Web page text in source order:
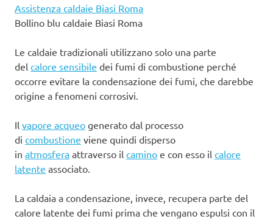
Assistenza caldaie Biasi Roma
Bollino blu caldaie Biasi Roma
Le caldaie tradizionali utilizzano solo una parte
del calore sensibile dei fumi di combustione perché
occorre evitare la condensazione dei fumi, che darebbe
origine a fenomeni corrosivi.
Il vapore acqueo generato dal processo
di combustione viene quindi disperso
in atmosfera attraverso il camino e con esso il calore
latente associato.
La caldaia a condensazione, invece, recupera parte del
calore latente dei fumi prima che vengano espulsi con il